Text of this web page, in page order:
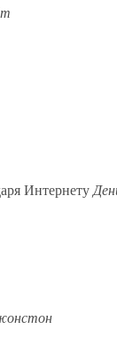
Интернету